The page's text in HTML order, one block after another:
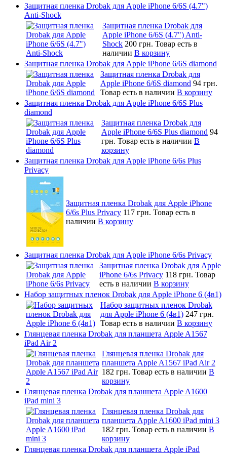
Защитная пленка Drobak для Apple iPhone 6/6S (4.7")
Anti-Shock
Защитная пленка Drobak для
Apple iPhone 6/6S (4.7") Anti-
Shock 200 грн. Товар есть в
наличии В корзину
Защитная пленка Drobak для Apple iPhone 6/6S diamond
Защитная пленка Drobak для
Apple iPhone 6/6S diamond 94 грн.
Товар есть в наличии В корзину
Защитная пленка Drobak для Apple iPhone 6/6S Plus
diamond
Защитная пленка Drobak для
Apple iPhone 6/6S Plus diamond 94
грн. Товар есть в наличии В
корзину
Защитная пленка Drobak для Apple iPhone 6/6s Plus
Privacy
Защитная пленка Drobak для Apple iPhone
6/6s Plus Privacy 117 грн. Товар есть в
наличии В корзину
Защитная пленка Drobak для Apple iPhone 6/6s Privacy
Защитная пленка Drobak для Apple
iPhone 6/6s Privacy 118 грн. Товар
есть в наличии В корзину
Набор защитных пленок Drobak для Apple iPhone 6 (4в1)
Набор защитных пленок Drobak
для Apple iPhone 6 (4в1) 247 грн.
Товар есть в наличии В корзину
Глянцевая пленка Drobak для планшета Apple A1567
iPad Air 2
Глянцевая пленка Drobak для
планшета Apple A1567 iPad Air 2
182 грн. Товар есть в наличии В
корзину
Глянцевая пленка Drobak для планшета Apple A1600
iPad mini 3
Глянцевая пленка Drobak для
планшета Apple A1600 iPad mini 3
182 грн. Товар есть в наличии В
корзину
Глянцевая пленка Drobak для планшета Apple iPad